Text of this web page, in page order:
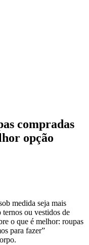
compradas
opção
medida seja mais
ternos ou vestidos de
o que é melhor: roupas
para fazer”